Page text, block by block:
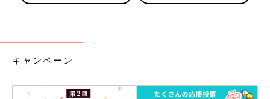
キャンペーン